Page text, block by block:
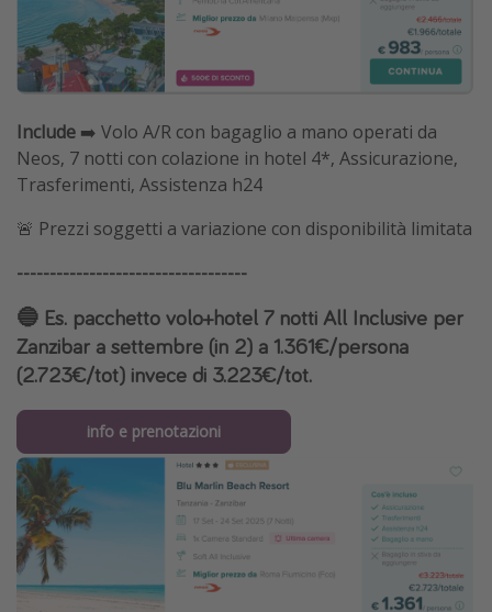
Include ➡️ Volo A/R con bagaglio a mano operati da
Neos, 7 notti con colazione in hotel 4*, Assicurazione,
Trasferimenti, Assistenza h24
🚨 Prezzi soggetti a variazione con disponibilità limitata
-----------------------------------
🔵 Es. pacchetto volo+hotel 7 notti All Inclusive per
Zanzibar a settembre (in 2) a 1.361€/persona
(2.723€/tot) invece di 3.223€/tot.
info e prenotazioni